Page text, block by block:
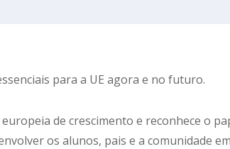
para a UE agora e no futuro.
de crescimento e reconhece o
os alunos, pais e a comunidade